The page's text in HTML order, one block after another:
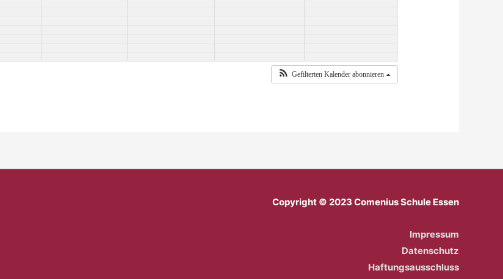
Gefilterten Kalender abonnieren
Copyright © 2023 Comenius Schule Essen
Impressum
Datenschutz
Haftungsausschluss